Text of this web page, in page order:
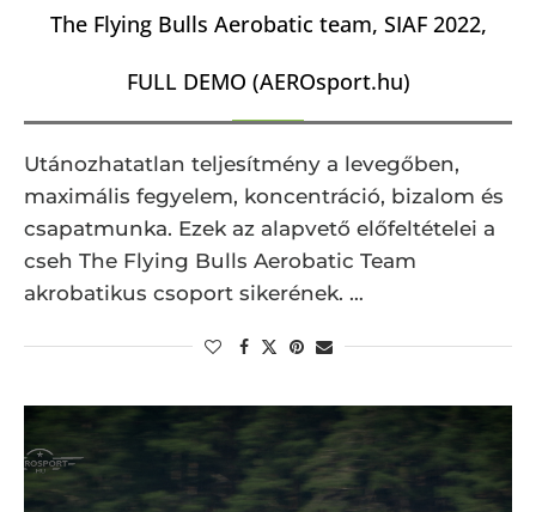
The Flying Bulls Aerobatic team, SIAF 2022,
FULL DEMO (AEROsport.hu)
Utánozhatatlan teljesítmény a levegőben,
maximális fegyelem, koncentráció, bizalom és
csapatmunka. Ezek az alapvető előfeltételei a
cseh The Flying Bulls Aerobatic Team
akrobatikus csoport sikerének. …